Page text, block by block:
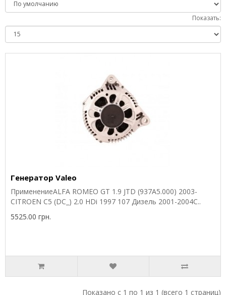
Показать:
Генератор Valeo
ПрименениеALFA ROMEO GT 1.9 JTD (937A5.000) 2003-
CITROEN C5 (DC_) 2.0 HDi 1997 107 Дизель 2001-2004C..
5525.00 грн.
Показано с 1 по 1 из 1 (всего 1 страниц)